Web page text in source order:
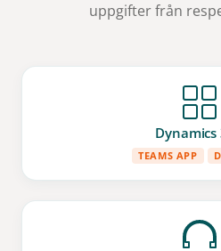
uppgifter från
Dynamics
TEAMS APP